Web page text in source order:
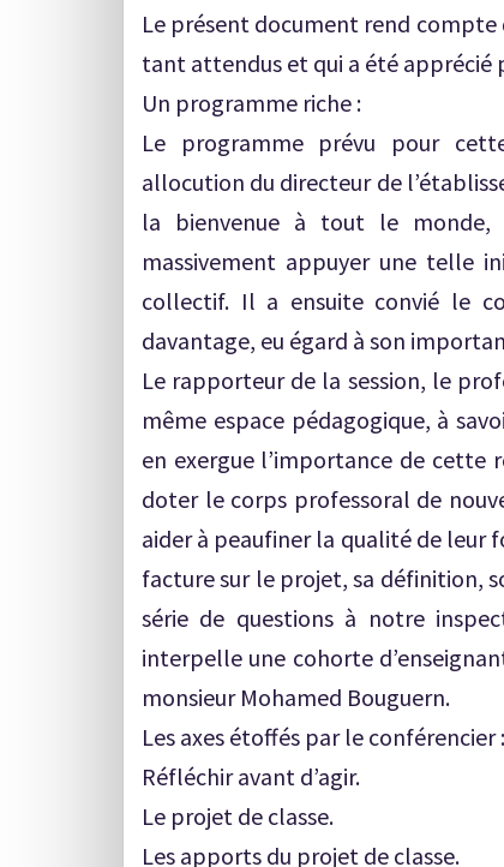
Le présent document rend
tant attendus et qui a été apprécié
Un programme riche :
Le programme prévu pour
allocution du directeur de
la bienvenue à tout le monde,
massivement appuyer une telle
collectif. Il a ensuite convié le
davantage, eu égard à son
Le rapporteur de la session, le
même espace pédagogique, à
en exergue l’importance de
doter le corps professoral de
aider à peaufiner la qualité de leur
facture sur le projet, sa définition,
série de questions à notre
interpelle une cohorte
monsieur Mohamed Bouguern.
Les axes étoffés par le conférencier :
Réfléchir avant d’agir.
Le projet de classe.
Les apports du projet de classe.